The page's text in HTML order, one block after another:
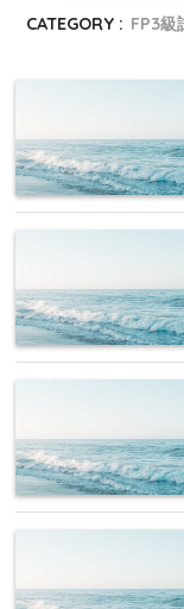
CATEGORY : FP3級